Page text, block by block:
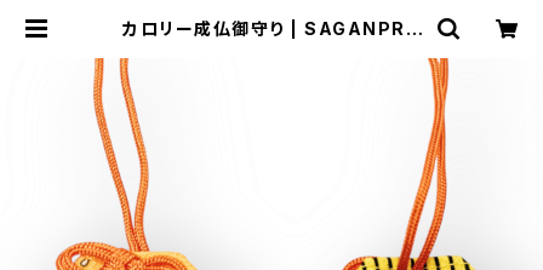
カロリー成仏御守り | SAGANPRO